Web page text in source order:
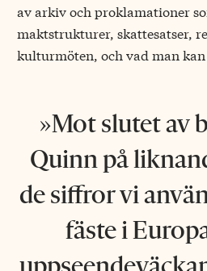
av arkiv och proklamationer
maktstrukturer, skattesatser,
kulturmöten, och vad man kan
Mot slutet av
Quinn på
de siffror vi
fäste i